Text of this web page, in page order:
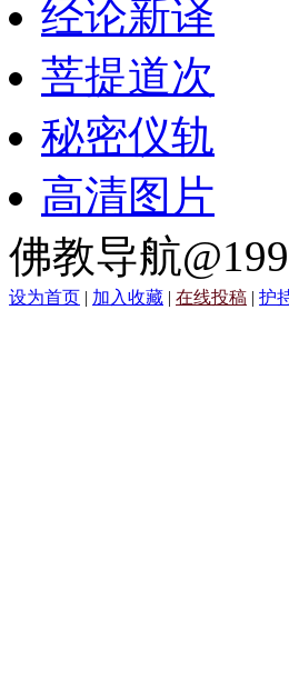
经论新译
菩提道次
秘密仪轨
高清图片
佛教导航
设为首页 | 加入收藏 | 在线投稿 | 护